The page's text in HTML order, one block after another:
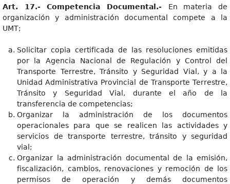
Art. 17.- Competencia Documental.- En materia de
organización y administración documental compete a la
UMT;
Solicitar copia certificada de las resoluciones emitidas
por la Agencia Nacional de Regulación y Control del
Transporte Terrestre, Tránsito y Seguridad Vial, y a la
Unidad Administrativa Provincial de Transporte Terrestre,
Tránsito y Seguridad Vial, durante el año de la
transferencia de competencias;
Organizar la administración de los documentos
operacionales para que se realicen las actividades y
servicios de transporte terrestre, tránsito y seguridad
vial;
Organizar la administración documental de la emisión,
fiscalización, cambios, renovaciones y remoción de los
permisos de operación y demás documentos